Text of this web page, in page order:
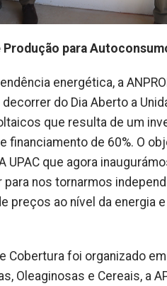
Produção para
energética, a
do Dia Aberto a
que resulta de um
financiamento de 60%. O
UPAC que agora
nos tornarmos
preços ao nível da energia
Cobertura foi organizado
Oleaginosas e Cereais, a